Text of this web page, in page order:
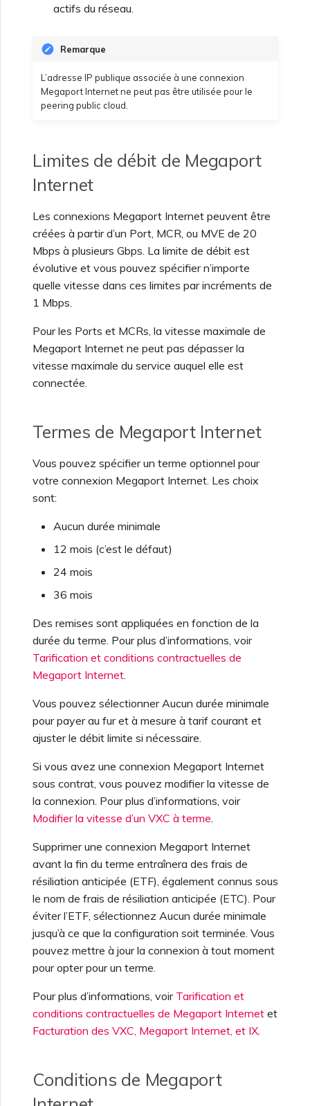
actifs du réseau.
Remarque
L’adresse IP publique associée à une connexion
Megaport Internet ne peut pas être utilisée pour le
peering public cloud.
Limites de débit de Megaport
Internet
Les connexions Megaport Internet peuvent être
créées à partir d’un Port, MCR, ou MVE de 20
Mbps à plusieurs Gbps. La limite de débit est
évolutive et vous pouvez spécifier n’importe
quelle vitesse dans ces limites par incréments de
1 Mbps.
Pour les Ports et MCRs, la vitesse maximale de
Megaport Internet ne peut pas dépasser la
vitesse maximale du service auquel elle est
connectée.
Termes de Megaport Internet
Vous pouvez spécifier un terme optionnel pour
votre connexion Megaport Internet. Les choix
sont:
Aucun durée minimale
12 mois (c’est le défaut)
24 mois
36 mois
Des remises sont appliquées en fonction de la
durée du terme. Pour plus d’informations, voir
Tarification et conditions contractuelles de
Megaport Internet
Vous pouvez sélectionner Aucun durée minimale
pour payer au fur et à mesure à tarif courant et
ajuster le débit limite si nécessaire.
Si vous avez une connexion Megaport Internet
sous contrat, vous pouvez modifier la vitesse de
la connexion. Pour plus d’informations, voir
Modifier la vitesse d’un VXC à terme
Supprimer une connexion Megaport Internet
avant la fin du terme entraînera des frais de
résiliation anticipée (ETF), également connus sous
le nom de frais de résiliation anticipée (ETC). Pour
éviter l’ETF, sélectionnez Aucun durée minimale
jusqu’à ce que la configuration soit terminée. Vous
pouvez mettre à jour la connexion à tout moment
pour opter pour un terme.
Pour plus d’informations, voir Tarification et
conditions contractuelles de Megaport Internet et
Facturation des VXC, Megaport Internet, et IX
Conditions de Megaport